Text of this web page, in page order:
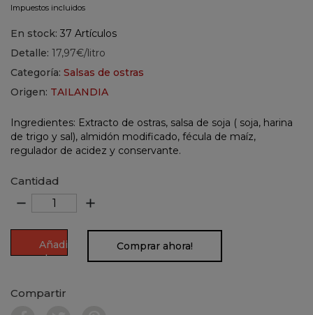
Impuestos incluidos
En stock: 37 Artículos
Detalle: 17,97€/litro
Categoría: Salsas de ostras
Origen: TAILANDIA
Ingredientes: Extracto de ostras, salsa de soja ( soja, harina
de trigo y sal), almidón modificado, fécula de maíz,
regulador de acidez y conservante.
Cantidad
remove add
Añadir
al
Comprar ahora!
Compartir